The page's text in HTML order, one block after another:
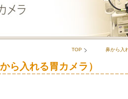
TOP 鼻から入
ら入れる胃カメラ）